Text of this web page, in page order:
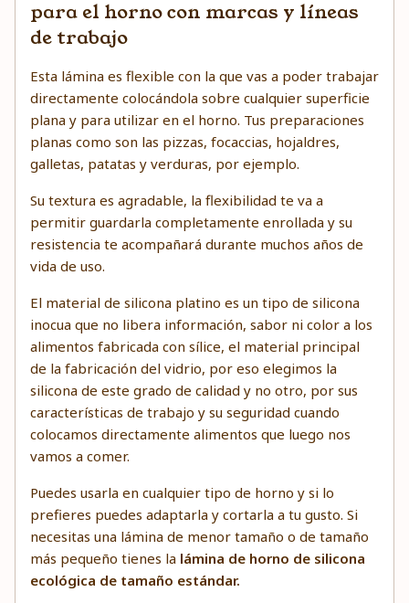
para el horno con marcas y líneas
de trabajo
Esta lámina es flexible con la que vas a poder trabajar
directamente colocándola sobre cualquier superficie
plana y para utilizar en el horno. Tus preparaciones
planas como son las pizzas, focaccias, hojaldres,
galletas, patatas y verduras, por ejemplo.
Su textura es agradable, la flexibilidad te va a
permitir guardarla completamente enrollada y su
resistencia te acompañará durante muchos años de
vida de uso.
El material de silicona platino es un tipo de silicona
inocua que no libera información, sabor ni color a los
alimentos fabricada con sílice, el material principal
de la fabricación del vidrio, por eso elegimos la
silicona de este grado de calidad y no otro, por sus
características de trabajo y su seguridad cuando
colocamos directamente alimentos que luego nos
vamos a comer.
Puedes usarla en cualquier tipo de horno y si lo
prefieres puedes adaptarla y cortarla a tu gusto. Si
necesitas una lámina de menor tamaño o de tamaño
más pequeño tienes la lámina de horno de silicona
ecológica de tamaño estándar.